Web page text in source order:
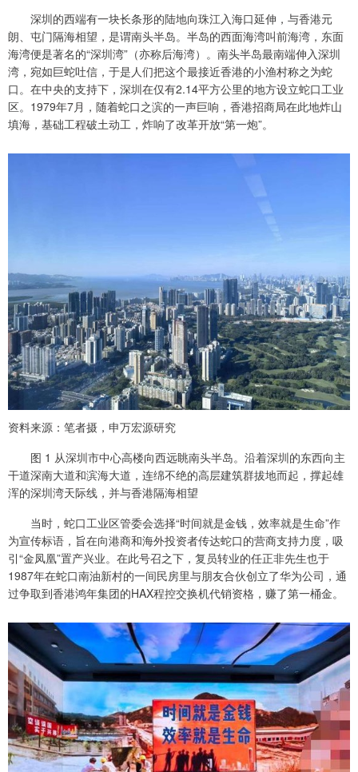
深圳的西端有一块长条形的陆地向珠江入海口延伸，与香港元
朗、屯门隔海相望，是谓南头半岛。半岛的西面海湾叫前海湾，东面
海湾便是著名的“深圳湾”（亦称后海湾）。南头半岛最南端伸入深圳
湾，宛如巨蛇吐信，于是人们把这个最接近香港的小渔村称之为蛇
口。在中央的支持下，深圳在仅有2.14平方公里的地方设立蛇口工业
区。1979年7月，随着蛇口之滨的一声巨响，香港招商局在此地炸山
填海，基础工程破土动工，炸响了改革开放“第一炮”。
资料来源：笔者摄，申万宏源研究
图 1 从深圳市中心高楼向西远眺南头半岛。沿着深圳的东西向主
干道深南大道和滨海大道，连绵不绝的高层建筑群拔地而起，撑起雄
浑的深圳湾天际线，并与香港隔海相望
当时，蛇口工业区管委会选择“时间就是金钱，效率就是生命”作
为宣传标语，旨在向港商和海外投资者传达蛇口的营商支持力度，吸
引“金凤凰”置产兴业。在此号召之下，复员转业的任正非先生也于
1987年在蛇口南油新村的一间民房里与朋友合伙创立了华为公司，通
过争取到香港鸿年集团的HAX程控交换机代销资格，赚了第一桶金。